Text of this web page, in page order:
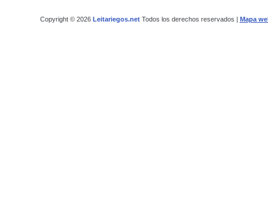
Copyright © 2026 Leitariegos.netTodos los derechos reservados | Mapa